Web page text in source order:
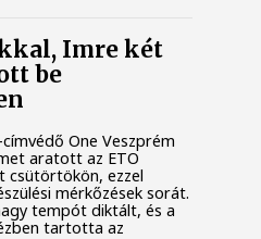
Imre két
be
One Veszprém
aratott az ETO
csütörtökön, ezzel
mérkőzések sorát.
tempót diktált, és a
tartotta az